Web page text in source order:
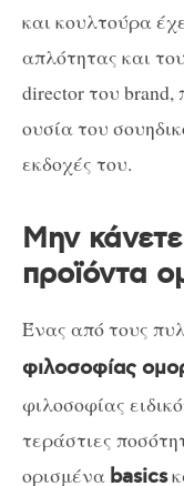
και κουλτούρα
απλότητας και
director του
ουσία του
εκδοχές του.
Μην
προϊόντα
Ένας από τους
φιλοσοφίας
φιλοσοφίας
τεράστιες
ορισμένα basics